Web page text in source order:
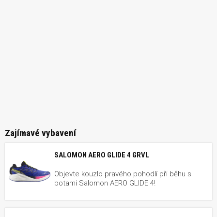
Zajímavé vybavení
SALOMON AERO GLIDE 4 GRVL
Objevte kouzlo pravého pohodlí při běhu s
botami Salomon AERO GLIDE 4!